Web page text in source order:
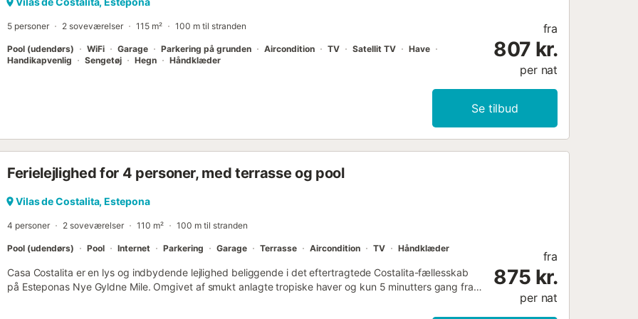
5 personer 2 soveværelser 115 m² 100 m til stranden
Pool (udendørs) WiFi Garage Parkering på grunden Aircondition TV Satellit TV
Have
Handikapvenlig
Sengetøj Hegn Håndklæder
fra
807 kr.
per nat
Se tilbud
Ferielejlighed for 4 personer, med terrasse og pool
Vilas de Costalita, Estepona
4 personer 2 soveværelser 110 m² 100 m til stranden
Pool (udendørs) Pool Internet Parkering Garage Terrasse Aircondition TV Håndklæder
Casa Costalita er en lys og indbydende lejlighed beliggende i det eftertragtede Costalita-fællesskab
på Esteponas Nye Gyldne Mile. Omgivet af smukt anlagte tropiske haver og kun 5 minutters gang fra
Ejendommen har plads til op til 4 gæster og har 2 soveværelser og 2 badeværelser. Den åbne stue- og
fra
875 kr.
per nat